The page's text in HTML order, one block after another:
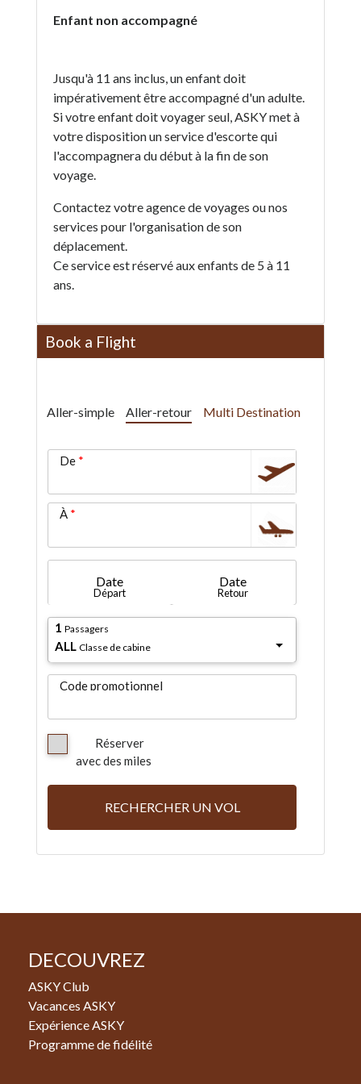
Enfant non accompagné
Jusqu'à 11 ans inclus, un enfant doit
impérativement être accompagné d'un adulte.
Si votre enfant doit voyager seul, ASKY met à
votre disposition un service d'escorte qui
l'accompagnera du début à la fin de son
voyage.
Contactez votre agence de voyages ou nos
services pour l'organisation de son
déplacement.
Ce service est réservé aux enfants de 5 à 11
ans.
Book a Flight
Aller-simple Aller-retour Multi Destination
De
À
Date
Départ
Date
Retour
1 Passagers
ALL Classe de cabine
Code promotionnel
Réserver
avec des miles
RECHERCHER UN VOL
DECOUVREZ
ASKY Club
Vacances ASKY
Expérience ASKY
Programme de fidélité